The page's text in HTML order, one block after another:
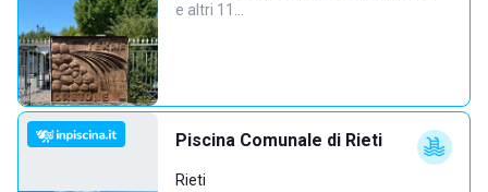
e altri 11…
Piscina Comunale di Rieti
Rieti